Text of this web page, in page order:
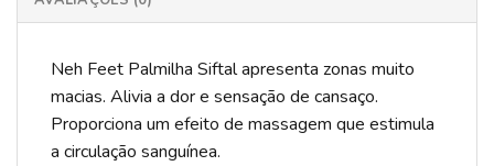
Neh Feet Palmilha Siftal apresenta zonas muito
macias. Alivia a dor e sensação de cansaço.
Proporciona um efeito de massagem que estimula
a circulação sanguínea.